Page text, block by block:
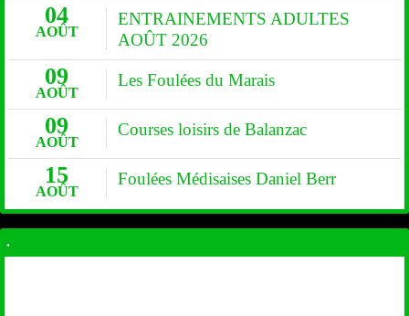
04
AOÛT
ENTRAINEMENTS ADULTES
AOÛT 2026
09
AOÛT
Les Foulées du Marais
09
AOÛT
Courses loisirs de Balanzac
15
AOÛT
Foulées Médisaises Daniel Berr
.